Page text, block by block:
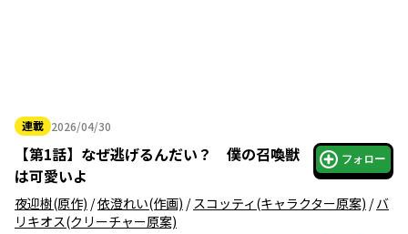
連載 2026/04/30
2026年04月30日
【第1話】 なぜ逃げるんだい？ 僕の召喚獣
は可愛いよ
フォロー
夜迎樹(原作) /依澄れい(作画) /スコッティ (キャラクター原案) /バ
リキオス(クリーチャー原案)